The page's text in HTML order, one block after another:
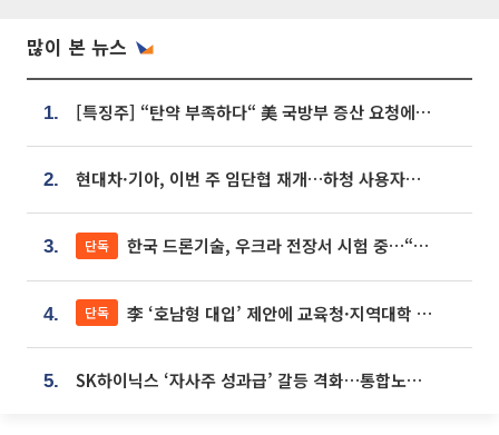
많이 본 뉴스
1. [특징주] “탄약 부족하다“ 美 국방부 증산 요청에⋯국내 방산주 급등세
2. 현대차·기아, 이번 주 임단협 재개…하청 사용자성 재심도 ‘변수’
3. 단독 한국 드론기술, 우크라 전장서 시험 중…“스타트업 여러 곳 참여”
4. 단독 李 ‘호남형 대입’ 제안에 교육청·지역대학 서·논술형 입시 연계 '착수'
5. SK하이닉스 ‘자사주 성과급’ 갈등 격화…통합노조 출범 움직임